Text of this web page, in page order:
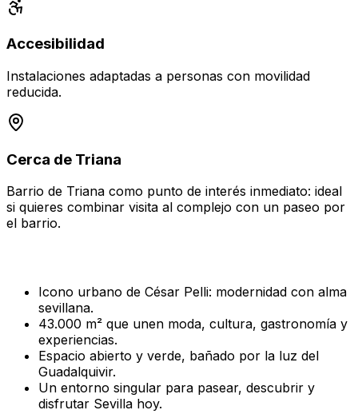
Accesibilidad
Instalaciones adaptadas a personas con movilidad
reducida.
Cerca de Triana
Barrio de Triana como punto de interés inmediato: ideal
si quieres combinar visita al complejo con un paseo por
el barrio.
Icono urbano de César Pelli: modernidad con alma
sevillana.
43.000 m² que unen moda, cultura, gastronomía y
experiencias.
Espacio abierto y verde, bañado por la luz del
Guadalquivir.
Un entorno singular para pasear, descubrir y
disfrutar Sevilla hoy.